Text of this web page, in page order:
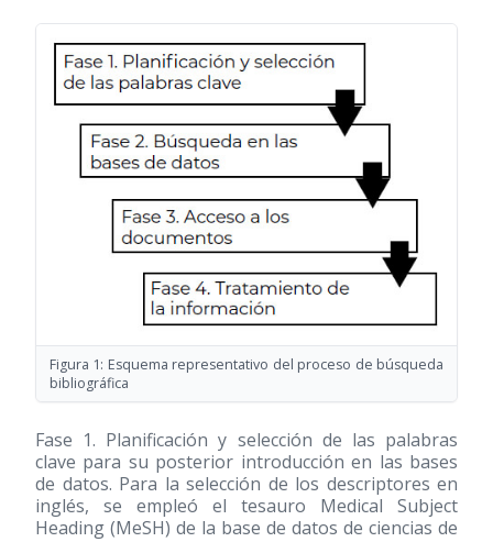
Figura 1: Esquema representativo del proceso de búsqueda
bibliográfica
Fase 1. Planificación y selección de las palabras
clave para su posterior introducción en las bases
de datos. Para la selección de los descriptores en
inglés, se empleó el tesauro Medical Subject
Heading (MeSH) de la base de datos de ciencias de